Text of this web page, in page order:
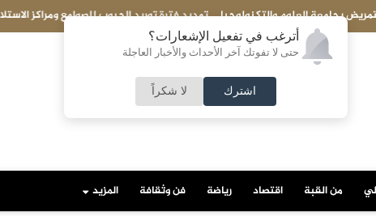
أترغب في تفعيل الإشعارات؟
حتى لا تفوتك آخر الأحداث والأخبار العاجلة
اشترك لا شكراً
الحبوب للصوامع ومراكز الاستلام حتى 13 آب
من القبة اقتصاد رياضة فن وثقافة المزيد